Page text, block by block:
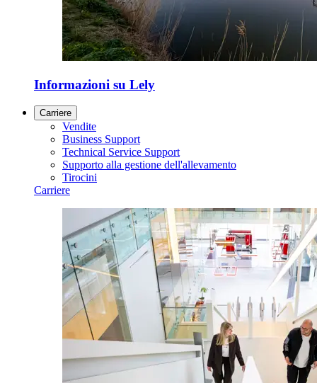
Informazioni su Lely
Carriere
Vendite
Business Support
Technical Service Support
Supporto alla gestione dell'allevamento
Tirocini
Carriere